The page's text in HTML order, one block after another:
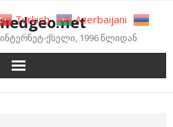
ქსელი, 1996 წლიდან
Turkish
Azerbaijani